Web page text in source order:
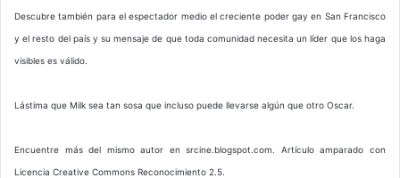
Descubre también para el espectador medio el creciente poder gay en San Francisco
y el resto del país y su mensaje de que toda comunidad necesita un líder que los haga
visibles es válido.
Lástima que Milk sea tan sosa que incluso puede llevarse algún que otro Oscar.
Encuentre más del mismo autor en srcine.blogspot.com. Artículo amparado con
Licencia Creative Commons Reconocimiento 2.5.